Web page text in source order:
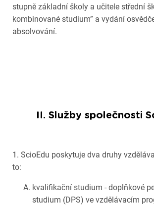
stupně základní školy a učitele střední
kombinované studium” a vydání
absolvování.
II. Služby společnosti
1. ScioEdu poskytuje dva druhy
to:
kvalifikační studium - doplňkové
studium (DPS) ve vzdělávacím